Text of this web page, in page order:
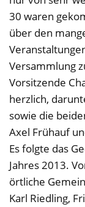
30 waren
über den
Versammlung
Vorsitzende
herzlich,
sowie die
Axel Frühauf
Es folgte das
Jahres 2013.
örtliche
Karl Riedling,